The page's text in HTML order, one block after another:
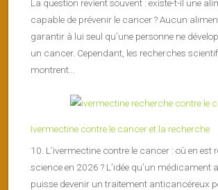
La question revient souvent : existe-t-il une
capable de prévenir le cancer ? Aucun
garantir à lui seul qu’une personne ne
un cancer. Cependant, les recherches
montrent...
Ivermectine contre le cancer et la recherche
10. L’ivermectine contre le cancer : où en est
science en 2026 ? L’idée qu’un médicament
puisse devenir un traitement anticancéreux